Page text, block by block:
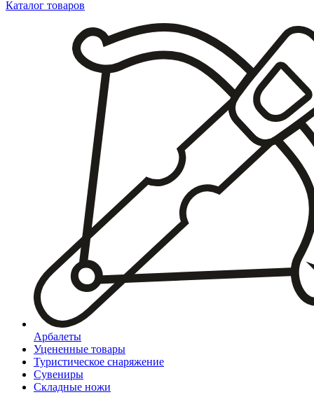
Каталог товаров
Арбалеты
Уцененные товары
Туристическое снаряжение
Сувениры
Складные ножи